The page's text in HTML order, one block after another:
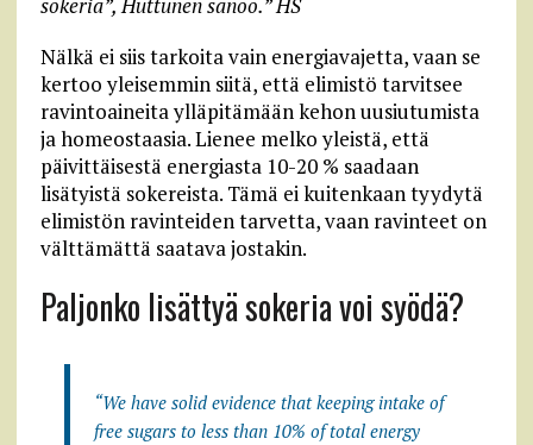
Nälkä ei siis tarkoita vain energiavajetta, vaan se
kertoo yleisemmin siitä, että elimistö tarvitsee
ravintoaineita ylläpitämään kehon uusiutumista
ja homeostaasia. Lienee melko yleistä, että
päivittäisestä energiasta 10-20 % saadaan
lisätyistä sokereista. Tämä ei kuitenkaan tyydytä
elimistön ravinteiden tarvetta, vaan ravinteet on
välttämättä saatava jostakin.
Paljonko lisättyä sokeria voi syödä?
“We have solid evidence that keeping intake of
free sugars to less than 10% of total energy